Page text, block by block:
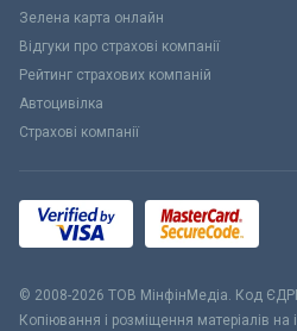
Зелена карта онлайн
Відгуки про страхові компанії
Рейтинг страхових компаній
Автоцивілка
Страхові компанії
© 2008-2026 ТОВ МiнфiнМедiа. Код
Копіювання і розміщення матеріалів